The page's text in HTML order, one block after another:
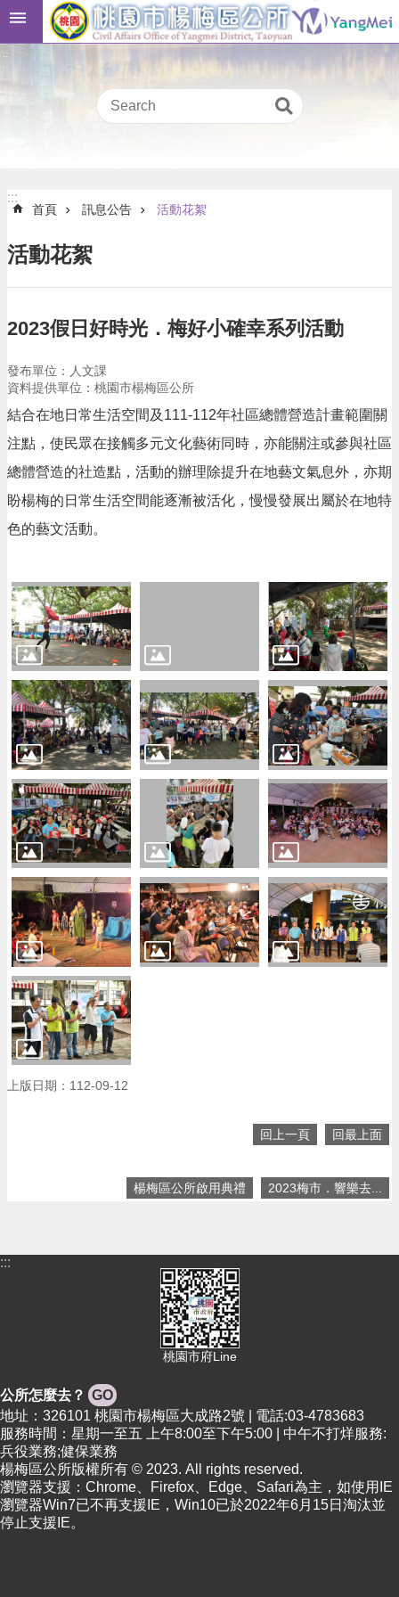
跳到主要內容區塊
桃
搜
尋
本
介
訊
公
告
生
活
便
民
機
關
通
訊
錄
相
關
資
料
回
首
頁
網
站
導
覽
市
政
信
箱
常
問
E
隱
私
權
政
策
政
府
:::
:::
首頁 訊息公告 活動花絮
活動花絮
2023假日好時光．梅好小確幸系列活動
發布單位：人文課
資料提供單位：桃園市楊梅區公所
結合在地日常生活空間及111-112年社區總體營造計畫範圍關
注點，使民眾在接觸多元文化藝術同時，亦能關注或參與社區
總體營造的社造點，活動的辦理除提升在地藝文氣息外，亦期
盼楊梅的日常生活空間能逐漸被活化，慢慢發展出屬於在地特
色的藝文活動。
上版日期：112-09-12
回上一頁 回最上面
楊梅區公所啟用典禮 2023梅市．響樂去...
:::
桃園市府Line
公所怎麼去？ GO
地址：326101 桃園市楊梅區大成路2號 | 電話:03-4783683
服務時間：星期一至五 上午8:00至下午5:00 | 中午不打烊服務:
兵役業務;健保業務
楊梅區公所版權所有 © 2023. All rights reserved.
瀏覽器支援：Chrome、Firefox、Edge、Safari為主，如使用IE
瀏覽器Win7已不再支援IE，Win10已於2022年6月15日淘汰並
停止支援IE。